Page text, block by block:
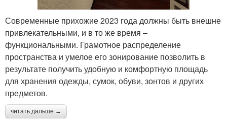
Современные прихожие 2023 года должны быть внешне
привлекательными, и в то же время –
функциональными. Грамотное распределение
пространства и умелое его зонирование позволить в
результате получить удобную и комфортную площадь
для хранения одежды, сумок, обуви, зонтов и других
предметов.
читать дальше →